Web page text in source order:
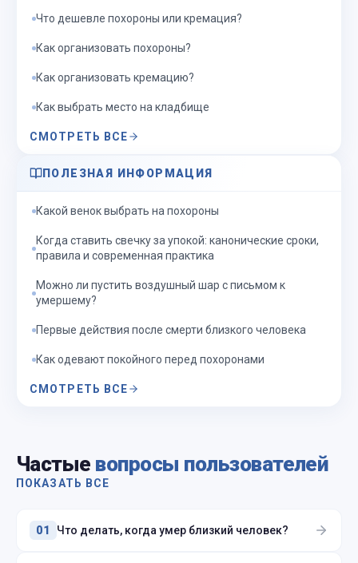
Что дешевле похороны или кремация?
Как организовать похороны?
Как организовать кремацию?
Как выбрать место на кладбище
СМОТРЕТЬ ВСЕ
ПОЛЕЗНАЯ ИНФОРМАЦИЯ
Какой венок выбрать на похороны
Когда ставить свечку за упокой: канонические сроки,
правила и современная практика
Можно ли пустить воздушный шар с письмом к
умершему?
Первые действия после смерти близкого человека
Как одевают покойного перед похоронами
СМОТРЕТЬ ВСЕ
Частые вопросы пользователей
ПОКАЗАТЬ ВСЕ
01 Что делать, когда умер близкий человек?